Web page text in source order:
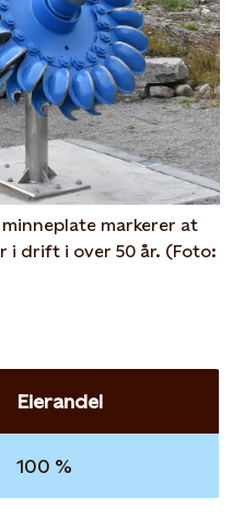
markerer at
i drift i over 50 år. (Foto:
Eierandel
100 %